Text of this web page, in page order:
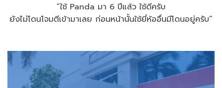
“ใช้ Panda มา 6 ปีแล้ว ใช้ดีครับ
ยังไม่โดนโจมตีเข้ามาเลย ก่อนหน้านั้นใช้ยี่ห้ออื่นมีโดนอยู่ครับ”